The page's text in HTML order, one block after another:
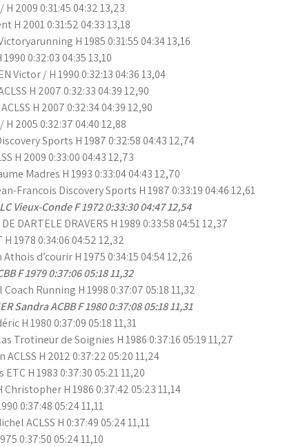
2009 0:31:45 04:32 13,23
H 2001 0:31:52 04:33 13,18
H 1985 0:31:55 04:34 13,16
0:32:03 04:35 13,10
Victor / H 1990 0:32:13 04:36 13,04
H 2007 0:32:33 04:39 12,90
H 2007 0:32:34 04:39 12,90
H 2005 0:32:37 04:40 12,88
Sports H 1987 0:32:58 04:43 12,74
H 2009 0:33:00 04:43 12,73
Madres H 1993 0:33:04 04:43 12,70
Francois Discovery Sports H 1987 0:33:19 04:46 12,61
Vieux-Conde F 1972 0:33:30 04:47 12,54
DARTELE DRAVERS H 1989 0:33:58 04:51 12,37
H 1978 0:34:06 04:52 12,32
d’courir H 1975 0:34:15 04:54 12,26
F 1979 0:37:06 05:18 11,32
Running H 1998 0:37:07 05:18 11,32
Sandra ACBB F 1980 0:37:08 05:18 11,31
H 1980 0:37:09 05:18 11,31
Trotineur de Soignies H 1986 0:37:16 05:19 11,27
ACLSS H 2012 0:37:22 05:20 11,24
H 1983 0:37:30 05:21 11,20
Christopher H 1986 0:37:42 05:23 11,14
0:37:48 05:24 11,11
ACLSS H 0:37:49 05:24 11,11
0:37:50 05:24 11,10